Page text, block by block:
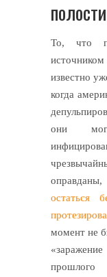
То, что
источником
известно
когда
они
остаться
момент не